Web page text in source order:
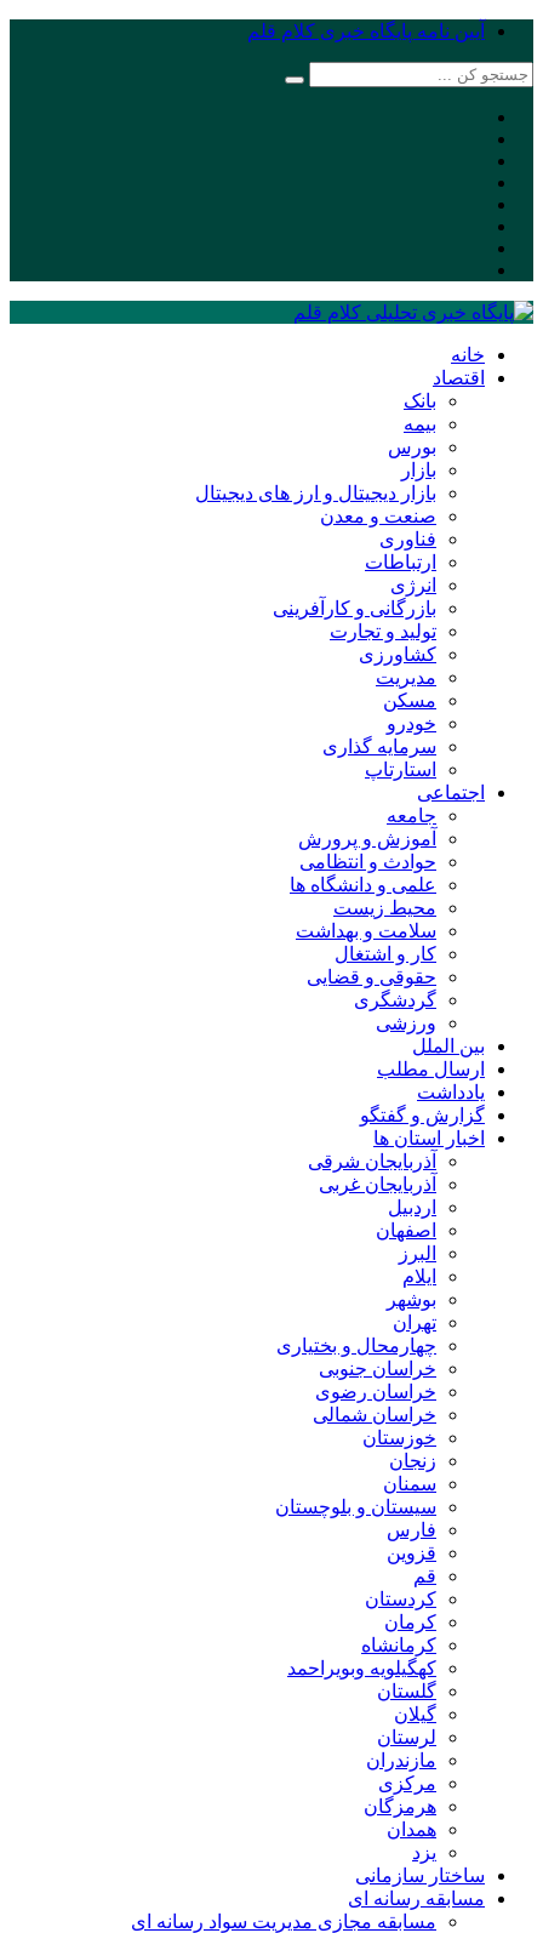
آیین نامه پایگاه خبری کلام قلم
خانه
اقتصاد
بانک
بیمه
بورس
بازار
بازار دیجیتال و ارز های دیجیتال
صنعت و معدن
فناوری
ارتباطات
انرژی
بازرگانی و کارآفرینی
تولید و تجارت
کشاورزی
مدیریت
مسکن
خودرو
سرمایه گذاری
استارتاپ
اجتماعی
جامعه
آموزش و پرورش
حوادث و انتظامی
علمی و دانشگاه ها
محیط زیست
سلامت و بهداشت
کار و اشتغال
حقوقی و قضایی
گردشگری
ورزشی
بین الملل
ارسال مطلب
یادداشت
گزارش و گفتگو
اخبار استان ها
آذربایجان شرقی
آذربایجان غربی
اردبیل
اصفهان
البرز
ایلام
بوشهر
تهران
چهارمحال و بختیاری
خراسان جنوبی
خراسان رضوی
خراسان شمالی
خوزستان
زنجان
سمنان
سیستان و بلوچستان
فارس
قزوین
قم
کردستان
کرمان
کرمانشاه
کهگیلویه وبویراحمد
گلستان
گیلان
لرستان
مازندران
مرکزی
هرمزگان
همدان
یزد
ساختار سازمانی
مسابقه رسانه ای
مسابقه مجازی مدیریت سواد رسانه ای